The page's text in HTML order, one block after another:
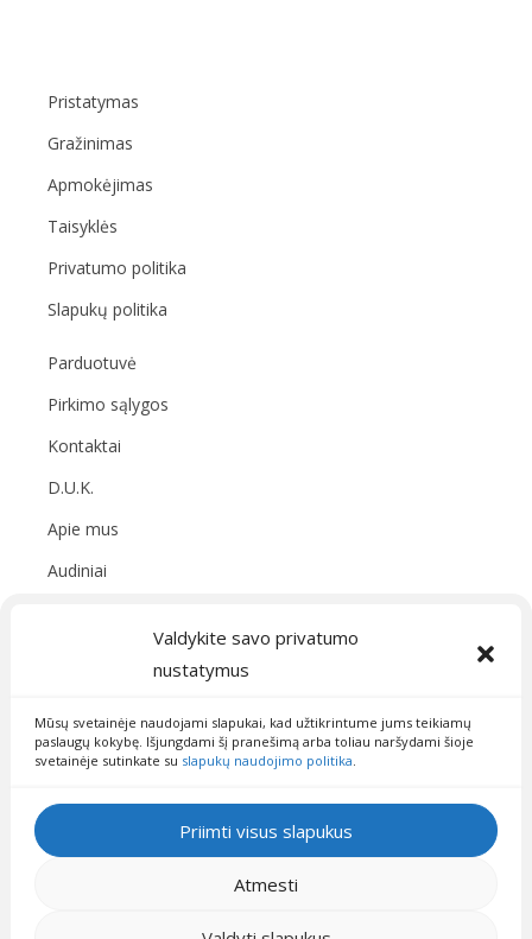
Valdykite savo privatumo
nustatymus
Mūsų svetainėje naudojami slapukai, kad užtikrintume jums teikiamų
paslaugų kokybę. Išjungdami šį pranešimą arba toliau naršydami šioje
svetainėje sutinkate su slapukų naudojimo politika.
Priimti visus slapukus
Atmesti
Susisiekite su mumis
09:00 - 19:00
info@fainisiuliukai.lt
Pristatymas
Gražinimas
Apmokėjimas
Taisyklės
Privatumo politika
Slapukų politika
Parduotuvė
Pirkimo sąlygos
Kontaktai
D.U.K.
Apie mus
Audiniai